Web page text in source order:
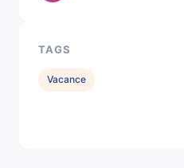
TAGS
Vacance